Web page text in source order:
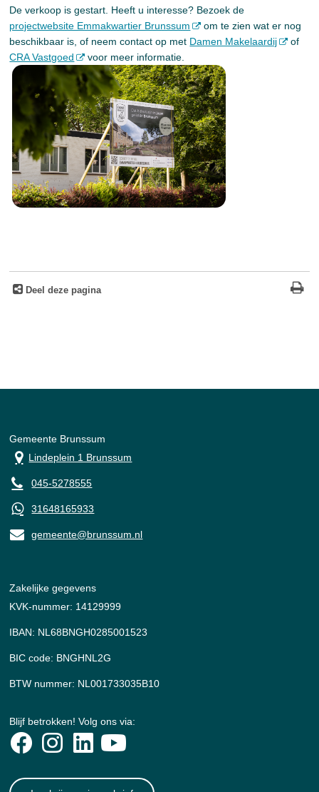
De verkoop is gestart. Heeft u interesse? Bezoek de
projectwebsite Emmakwartier Brunssum
om te zien wat er nog
beschikbaar is, of neem contact op met Damen Makelaardij
of
CRA Vastgoed
voor meer informatie.
Deel deze pagina
Gemeente Brunssum
Lindeplein 1 Brunssum
045-5278555
31648165933
gemeente@brunssum.nl
Zakelijke gegevens
KVK-nummer: 14129999
IBAN: NL68BNGH0285001523
BIC code: BNGHNL2G
BTW nummer: NL001733035B10
Blijf betrokken! Volg ons via: